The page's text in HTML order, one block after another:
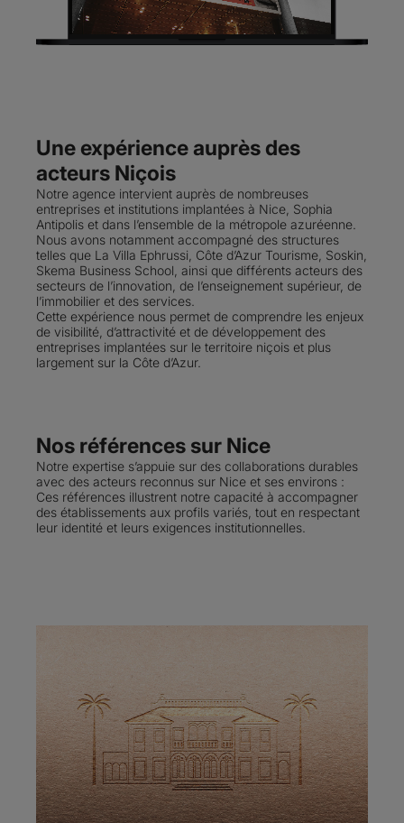
Une expérience auprès des
acteurs Niçois
Notre agence intervient auprès de nombreuses
entreprises et institutions implantées à Nice, Sophia
Antipolis et dans l’ensemble de la métropole azuréenne.
Nous avons notamment accompagné des structures
telles que La Villa Ephrussi, Côte d’Azur Tourisme, Soskin,
Skema Business School, ainsi que différents acteurs des
secteurs de l’innovation, de l’enseignement supérieur, de
l’immobilier et des services.
Cette expérience nous permet de comprendre les enjeux
de visibilité, d’attractivité et de développement des
entreprises implantées sur le territoire niçois et plus
largement sur la Côte d’Azur.
Nos références sur Nice
Notre expertise s’appuie sur des collaborations durables
avec des acteurs reconnus sur Nice et ses environs :
Ces références illustrent notre capacité à accompagner
des établissements aux profils variés, tout en respectant
leur identité et leurs exigences institutionnelles.